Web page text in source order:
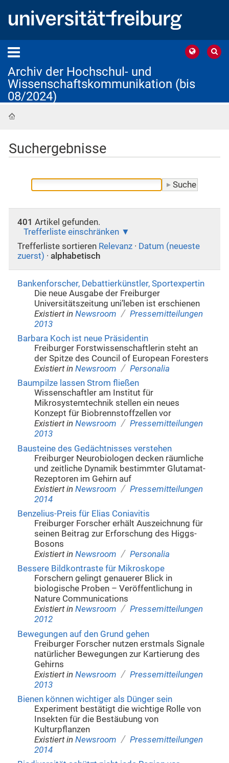
Archiv der Hochschul- und
Wissenschaftskommunikation (bis
08/2024)
Suchergebnisse
401 Artikel gefunden.
Trefferliste einschränken
Trefferliste sortieren Relevanz · Datum (neueste
zuerst) · alphabetisch
Bankenforscher, Debattierkünstler, Sportexpertin
Die neue Ausgabe der Freiburger
Universitätszeitung uni’leben ist erschienen
Existiert in Newsroom / Pressemitteilungen
2013
Barbara Koch ist neue Präsidentin
Freiburger Forstwissenschaftlerin steht an
der Spitze des Council of European Foresters
Existiert in Newsroom / Personalia
Baumpilze lassen Strom fließen
Wissenschaftler am Institut für
Mikrosystemtechnik stellen ein neues
Konzept für Biobrennstoffzellen vor
Existiert in Newsroom / Pressemitteilungen
2013
Bausteine des Gedächtnisses verstehen
Freiburger Neurobiologen decken räumliche
und zeitliche Dynamik bestimmter Glutamat-
Rezeptoren im Gehirn auf
Existiert in Newsroom / Pressemitteilungen
2014
Benzelius-Preis für Elias Coniavitis
Freiburger Forscher erhält Auszeichnung für
seinen Beitrag zur Erforschung des Higgs-
Bosons
Existiert in Newsroom / Personalia
Bessere Bildkontraste für Mikroskope
Forschern gelingt genauerer Blick in
biologische Proben – Veröffentlichung in
Nature Communications
Existiert in Newsroom / Pressemitteilungen
2012
Bewegungen auf den Grund gehen
Freiburger Forscher nutzen erstmals Signale
natürlicher Bewegungen zur Kartierung des
Gehirns
Existiert in Newsroom / Pressemitteilungen
2013
Bienen können wichtiger als Dünger sein
Experiment bestätigt die wichtige Rolle von
Insekten für die Bestäubung von
Kulturpflanzen
Existiert in Newsroom / Pressemitteilungen
2014